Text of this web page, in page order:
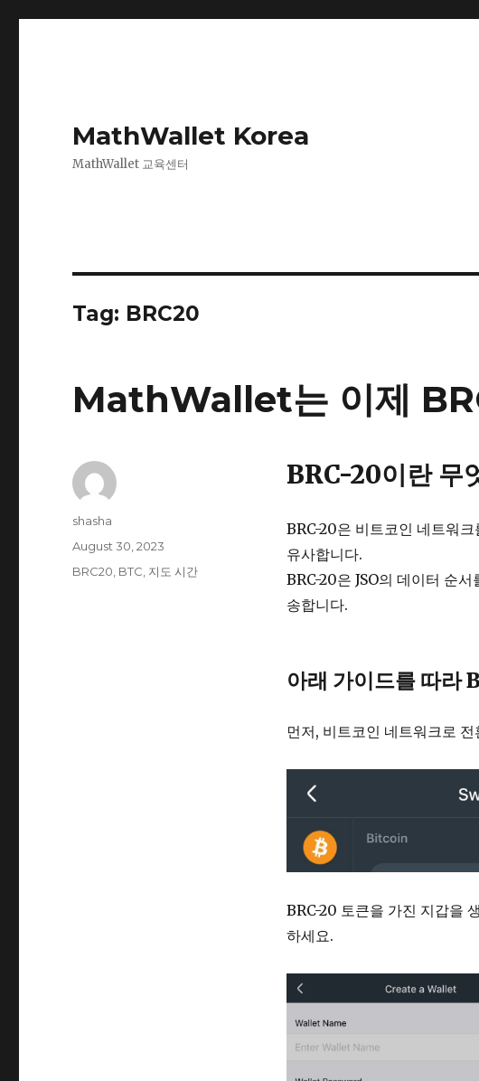
MathWallet Korea
MathWallet 교육센터
Tag: BRC20
MathWallet는 이제
BRC-20이란 무
BRC-20은 비트코인 네트워
유사합니다.
BRC-20은 JSO의 데이터 순
송합니다.
아래 가이드를 따라
먼저, 비트코인 네트워크로 전
BRC-20 토큰을 가진 지갑을
하세요.
Author
shasha
Posted
on
August 30, 2023
Tags
BRC20 BTC 지도 시간